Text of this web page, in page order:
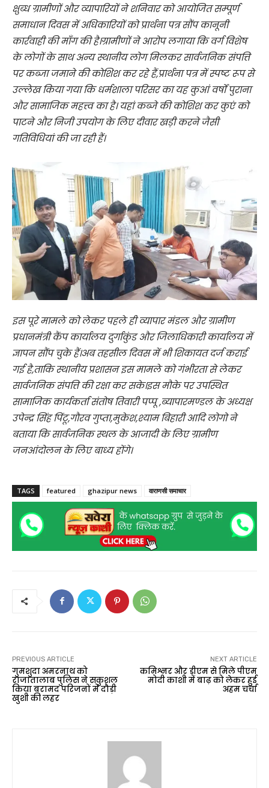
क्षुब्ध ग्रामीणों और व्यापारियों ने शनिवार को आयोजित सम्पूर्ण
समाधान दिवस में अधिकारियों को प्रार्थना पत्र सौंप कानूनी
कार्रवाही की माँग की है।ग्रामीणों ने आरोप लगाया कि वर्ग विशेष
के लोगों के साथ अन्य स्थानीय लोग मिलकर सार्वजनिक संपत्ति
पर कब्जा जमाने की कोशिश कर रहे हैं,प्रार्थना पत्र में स्पष्ट रूप से
उल्लेख किया गया कि धर्मशाला परिसर का यह कुआं वर्षों पुराना
और सामाजिक महत्त्व का है। यहां कब्जे की कोशिश कर कुएं को
पाटने और निजी उपयोग के लिए दीवार खड़ी करने जैसी
गतिविधियां की जा रही हैं।
इस पूरे मामले को लेकर पहले ही व्यापार मंडल और ग्रामीण
प्रधानमंत्री कैंप कार्यालय दुर्गाकुंड और जिलाधिकारी कार्यालय में
ज्ञापन सौंप चुके हैं।अब तहसील दिवस में भी शिकायत दर्ज कराई
गई है,ताकि स्थानीय प्रशासन इस मामले को गंभीरता से लेकर
सार्वजनिक संपत्ति की रक्षा कर सके।इस मौके पर उपस्थित
सामाजिक कार्यकर्ता संतोष तिवारी पप्पू ,ब्यापारमण्डल के अध्यक्ष
उपेन्द्र सिंह पिंटू,गौरव गुप्ता,मुकेश,श्याम बिहारी आदि लोगो ने
बताया कि सार्वजनिक स्थल के आजादी के लिए ग्रामीण
जनआंदोलन के लिए बाध्य होंगे।
TAGS featured ghazipur news वाराणसी समाचार
PREVIOUS ARTICLE
गुमशुदा अमरनाथ को
राजातालाब पुलिस ने सकुशल
किया बरामद परिजनों में दौड़ी
खुशी की लहर
NEXT ARTICLE
कमिश्नर और डीएम से मिले पीएम
मोदी काशी में बाढ़ को लेकर हुई
अहम चर्चा